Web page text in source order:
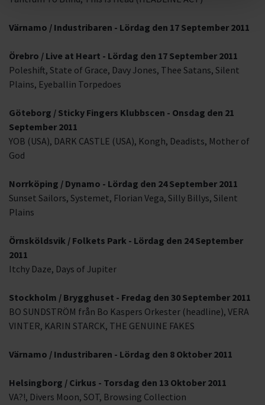
Värnamo / Industribaren - Lördag den 17 September 2011
Örebro / Live at Heart - Lördag den 17 September 2011
Poleshift, State of Grace, Davy Jones, Thee Satans, Silent
Plains, Eyeballin Torpedoes
Göteborg / Sticky Fingers Klubbscen - Onsdag den 21
September 2011
YOB (USA), DARK CASTLE (USA), Kongh, Deadists, Mother of
God
Norrköping / Dynamo - Lördag den 24 September 2011
Sunset Sailors, Systemet, Florian Vega, Silly Billys, Silent
Plains
Örnsköldsvik / Folkets Park - Lördag den 24 September
2011
Itchy Daze, Days of Jupiter
Stockholm / Brygghuset - Fredag den 30 September 2011
BO SUNDSTRÖM från Bo Kaspers Orkester (headline), VERA
VINTER, KARIN STARCK, THE GENUINE FAKES
Värnamo / Industribaren - Lördag den 8 Oktober 2011
Helsingborg / Cirkus - Torsdag den 13 Oktober 2011
VA?!, Divers Moon, SOT, Browsing Collection